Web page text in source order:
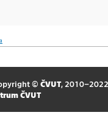
© ČVUT, 2010–2022
ČVUT